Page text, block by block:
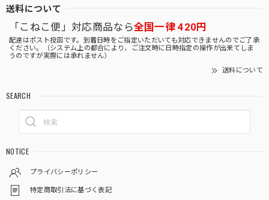
送料について
「こねこ便」対応商品なら全国一律 420円
配達はポスト投函です。到着日時をご指定いただいても対応できませんのでご了承
ください。（システム上の都合により、ご注文時に日時指定の操作が出来てしま
うのですが実際には承れません）
送料について
SEARCH
NOTICE
プライバシーポリシー
特定商取引法に基づく表記